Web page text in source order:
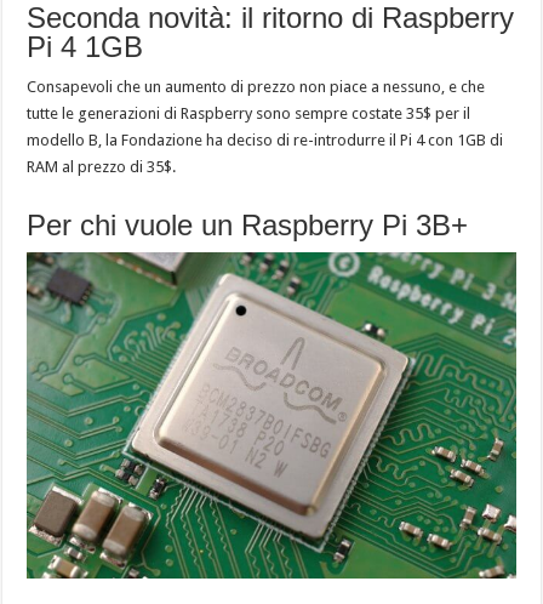
Seconda novità: il ritorno di Raspberry
Pi 4 1GB
Consapevoli che un aumento di prezzo non piace a nessuno, e che
tutte le generazioni di Raspberry sono sempre costate 35$ per il
modello B, la Fondazione ha deciso di re-introdurre il Pi 4 con 1GB di
RAM al prezzo di 35$.
Per chi vuole un Raspberry Pi 3B+